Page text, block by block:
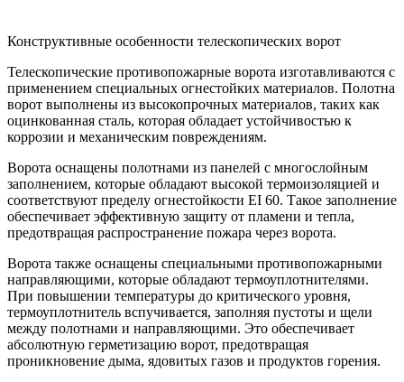
Конструктивные особенности телескопических ворот
Телескопические противопожарные ворота изготавливаются с
применением специальных огнестойких материалов. Полотна
ворот выполнены из высокопрочных материалов, таких как
оцинкованная сталь, которая обладает устойчивостью к
коррозии и механическим повреждениям.
Ворота оснащены полотнами из панелей с многослойным
заполнением, которые обладают высокой термоизоляцией и
соответствуют пределу огнестойкости EI 60. Такое заполнение
обеспечивает эффективную защиту от пламени и тепла,
предотвращая распространение пожара через ворота.
Ворота также оснащены специальными противопожарными
направляющими, которые обладают термоуплотнителями.
При повышении температуры до критического уровня,
термоуплотнитель вспучивается, заполняя пустоты и щели
между полотнами и направляющими. Это обеспечивает
абсолютную герметизацию ворот, предотвращая
проникновение дыма, ядовитых газов и продуктов горения.